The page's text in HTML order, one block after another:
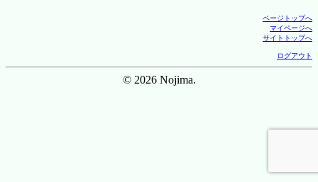
ページトップへ
マイページへ
サイトトップへ
ログアウト
© 2026 Nojima.